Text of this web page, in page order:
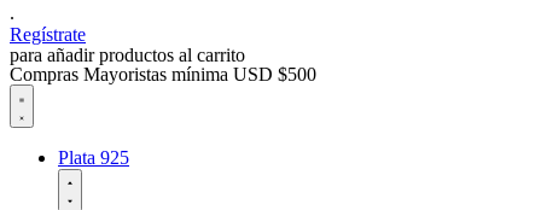
.
Regístrate
para añadir productos al carrito
Compras Mayoristas mínima USD $500
Plata 925